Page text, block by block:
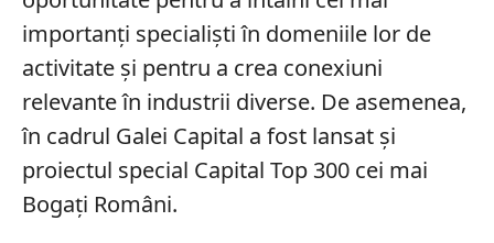
importanți specialiști în domeniile lor de
activitate și pentru a crea conexiuni
relevante în industrii diverse. De asemenea,
în cadrul Galei Capital a fost lansat și
proiectul special Capital Top 300 cei mai
Bogați Români.